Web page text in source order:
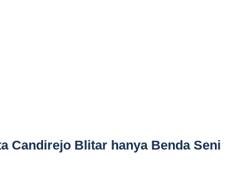
Candirejo Blitar hanya Benda Seni